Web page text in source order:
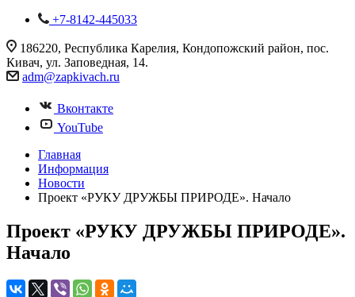
+7-8142-445033
186220, Республика Карелия, Кондопожский район, пос.
Кивач, ул. Заповедная, 14.
adm@zapkivach.ru
Вконтакте
YouTube
Главная
Информация
Новости
Проект «РУКУ ДРУЖБЫ ПРИРОДЕ». Начало
Проект «РУКУ ДРУЖБЫ ПРИРОДЕ».
Начало